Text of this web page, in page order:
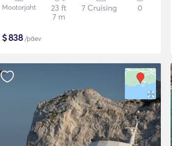
Mootorjaht
23 ft
7 m
7 Cruising 0
$838/päev